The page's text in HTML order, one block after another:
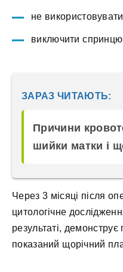
не використовувати
виключити
ЗАРАЗ ЧИТАЮТЬ:
Причини
шийки матки і
Через 3 місяці після
цитологічне
результаті,
показаний щорічний